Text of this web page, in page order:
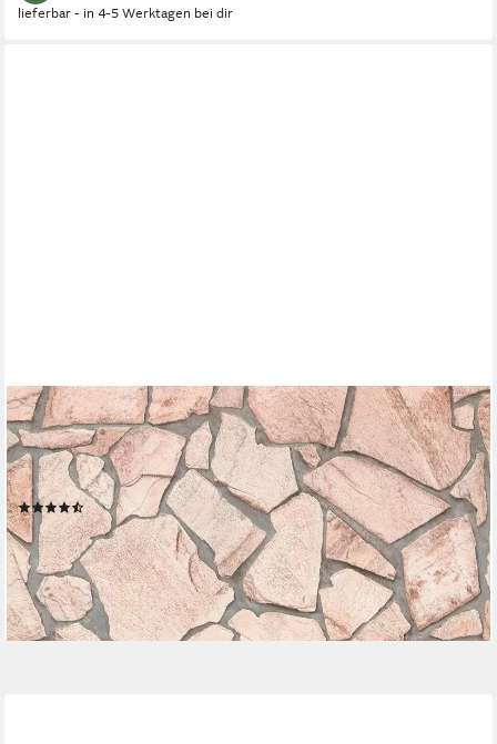
lieferbar - in 4-5 Werktagen bei dir
LIVING WALLS
Bordüre pop.up Panel 3D, leicht strukturiert, Steinoptik,
gemustert, Motiv, Naturstein selbstklebend Borte Wohnzimmer
Schlafzimmer Küche Design
(9)
25,58 € UVP38,95 €
-34%
lieferbar - in 4-5 Werktagen bei dir